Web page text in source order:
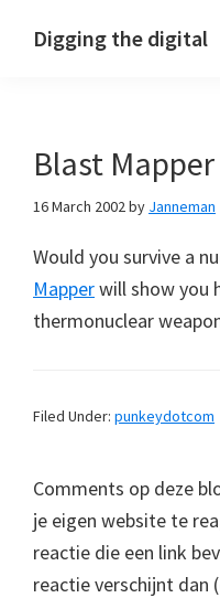
Digging the digital
Blast Mapper
16 March 2002by Janneman
Would you survive a
Mapperwill show you
thermonuclear
Filed Under: punkeydotcom
Comments op deze
je eigen website te
reactie die een link
reactie verschijnt dan